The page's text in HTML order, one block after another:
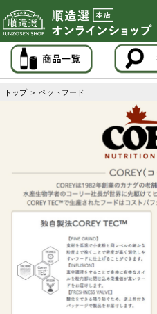
トップ ＞ ペットフード